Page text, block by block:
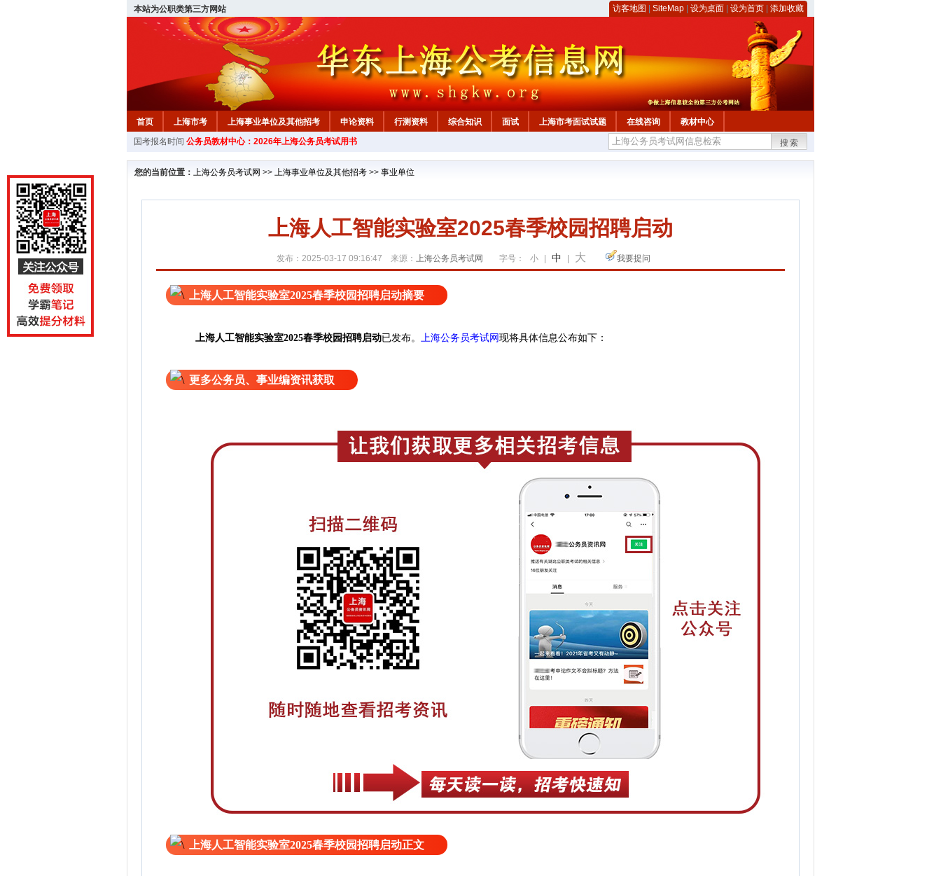
本站为公职类第三方网站 访客地图 SiteMap 设为桌面 设为首页 添加收藏
首页 上海市考 上海事业单位及其他招考 申论资料 行测资料 综合知识 面试 上海市考面试试题 在线咨询
教材中心
国考报名时间 公务员教材中心：2026年上海公务员考试用书 搜索
您的当前位置： 上海公务员考试网 >> 上海事业单位及其他招考 >> 事业单位
上海人工智能实验室2025春季校园招聘启动
发布：2025-03-17 09:16:47 来源： 上海公务员考试网 字号： 小 中 大 我要提问
上海人工智能实验室2025春季校园招聘启动摘要
上海人工智能实验室2025春季校园招聘启动已发布。 上海公务员考试网 现将具体信息公布如下：
更多公务员、事业编资讯获取
上海人工智能实验室2025春季校园招聘启动正文